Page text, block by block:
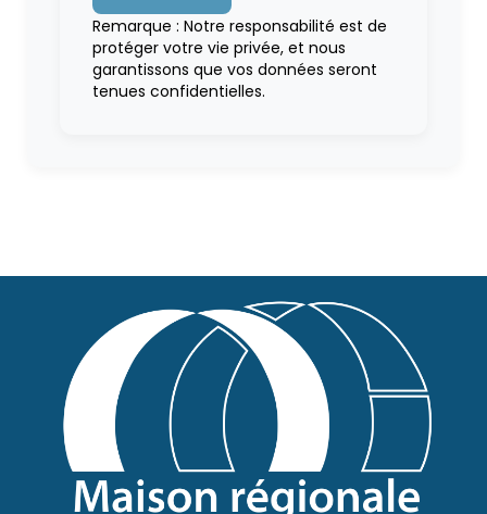
Remarque : Notre responsabilité est de
protéger votre vie privée, et nous
garantissons que vos données seront
tenues confidentielles.